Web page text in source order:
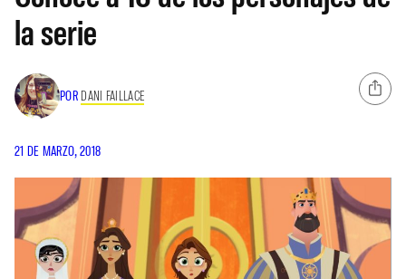
la serie
POR DANI FAILLACE
21 DE MARZO, 2018